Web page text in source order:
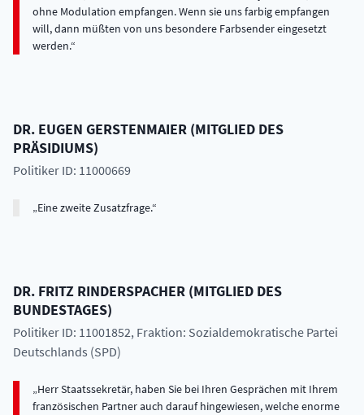
ohne Modulation empfangen. Wenn sie uns farbig empfangen
will, dann müßten von uns besondere Farbsender eingesetzt
werden.
DR. EUGEN GERSTENMAIER (MITGLIED DES
PRÄSIDIUMS)
Politiker ID: 11000669
Eine zweite Zusatzfrage.
DR. FRITZ RINDERSPACHER (MITGLIED DES
BUNDESTAGES)
Politiker ID: 11001852, Fraktion: Sozialdemokratische Partei
Deutschlands (SPD)
Herr Staatssekretär, haben Sie bei Ihren Gesprächen mit Ihrem
französischen Partner auch darauf hingewiesen, welche enorme